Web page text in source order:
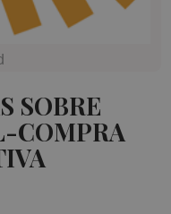
SOBRE
COMPRA